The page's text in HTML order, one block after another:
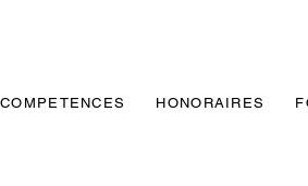
COMPETENCES HONORAIRES